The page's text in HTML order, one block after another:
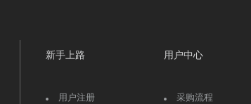
新手上路
用户注册
用户中心
采购流程